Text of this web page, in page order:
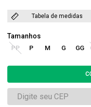
Tabela de medidas
PP P M G GG